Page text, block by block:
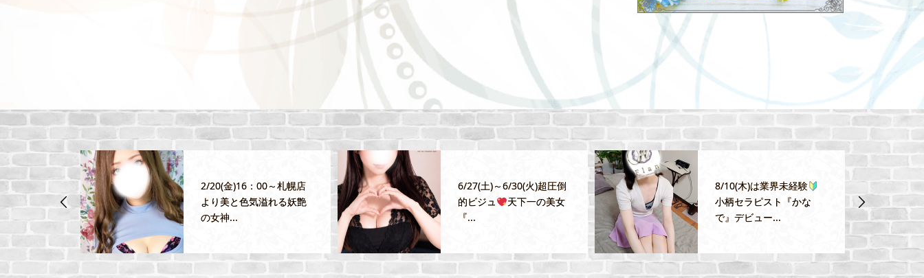
の取扱い
た！
2/20(金)16：00～札幌店
より美と色気溢れる妖艶
の女神...
6/27(土)～6/30(火)超圧倒
的ビジュ
天下一の美女
『...
8/10(木)は業界未経験
小柄セラピスト『かな
で』デビュー...